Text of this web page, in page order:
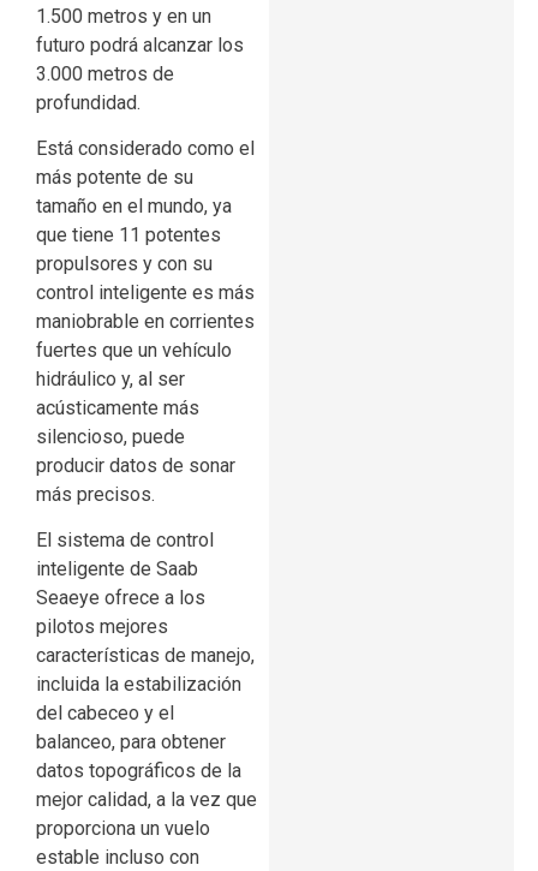
1.500 metros y en un
futuro podrá alcanzar los
3.000 metros de
profundidad.
Está considerado como el
más potente de su
tamaño en el mundo, ya
que tiene 11 potentes
propulsores y con su
control inteligente es más
maniobrable en corrientes
fuertes que un vehículo
hidráulico y, al ser
acústicamente más
silencioso, puede
producir datos de sonar
más precisos.
El sistema de control
inteligente de Saab
Seaeye ofrece a los
pilotos mejores
características de manejo,
incluida la estabilización
del cabeceo y el
balanceo, para obtener
datos topográficos de la
mejor calidad, a la vez que
proporciona un vuelo
estable incluso con